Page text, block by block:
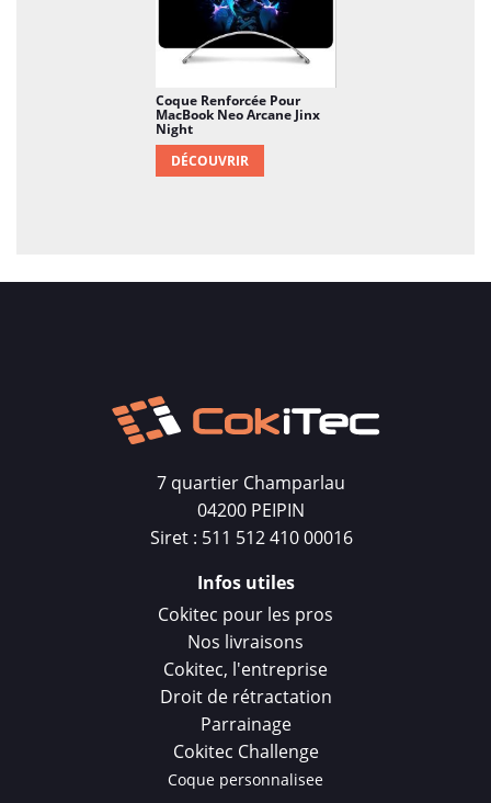
Coque Renforcée Pour
MacBook Neo Arcane Jinx
Night
DÉCOUVRIR
7 quartier Champarlau
04200 PEIPIN
Siret : 511 512 410 00016
Infos utiles
Cokitec pour les pros
Nos livraisons
Cokitec, l'entreprise
Droit de rétractation
Parrainage
Cokitec Challenge
Coque personnalisee